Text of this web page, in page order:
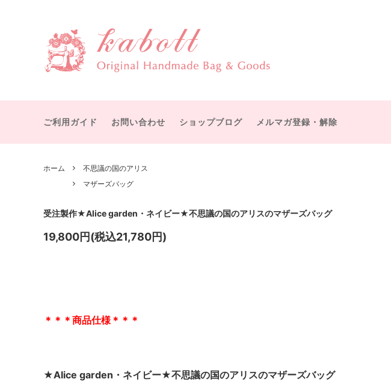
赤毛のアン
宮沢賢治 オズの魔法使い
シャーロック・ホームズ メアリー・ポピンズ
グリム童話
すぐにお届け
ボストンバッグ
ショルダーバッグ・サコッシュ・ポシェ
付属品
カボットについて
ご利用ガイド お問い合わせ ショップブログ メルマガ登録・解除
ホーム
不思議の国のアリス
マザーズバッグ
受注製作★Alice garden・ネイビー★不思議の国のアリスのマザーズバッグ
19,800円(税込21,780円)
＊＊＊商品仕様＊＊＊
★Alice garden・ネイビー★不思議の国のアリスのマザーズバッグ